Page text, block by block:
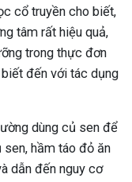
cổ truyền cho biết,
tâm rất hiệu quả,
trong thực đơn
đến với tác dụng
dùng củ sen để
sen, hầm táo đỏ ăn
dẫn đến nguy cơ